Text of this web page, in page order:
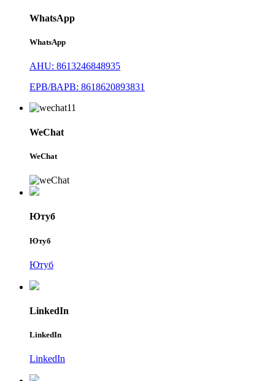
WhatsApp
WhatsApp
AHU: 8613246848935
ЕРВ/ВАРВ: 8618620893831
WeChat
WeChat
Ютуб
Ютуб
Ютуб
LinkedIn
LinkedIn
LinkedIn